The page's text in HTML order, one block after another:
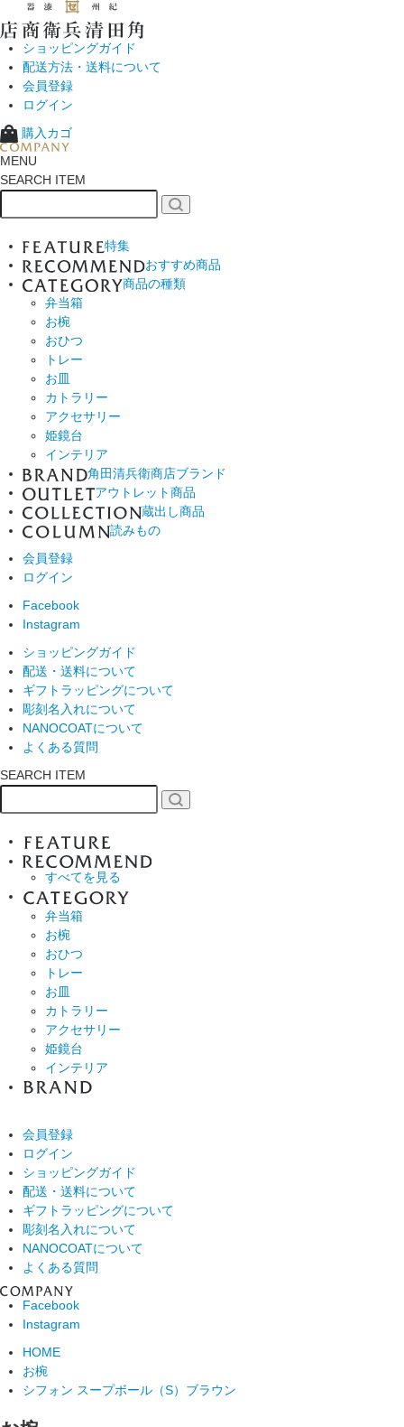
ショッピングガイド
配送方法・送料について
会員登録
ログイン
購入カゴ
MENU
SEARCH ITEM
特集
おすすめ商品
商品の種類
弁当箱
お椀
おひつ
トレー
お皿
カトラリー
アクセサリー
姫鏡台
インテリア
角田清兵衛商店ブランド
アウトレット商品
蔵出し商品
読みもの
会員登録
ログイン
Facebook
Instagram
ショッピングガイド
配送・送料について
ギフトラッピングについて
彫刻名入れについて
NANOCOATについて
よくある質問
SEARCH ITEM
すべてを見る
弁当箱
お椀
おひつ
トレー
お皿
カトラリー
アクセサリー
姫鏡台
インテリア
会員登録
ログイン
ショッピングガイド
配送・送料について
ギフトラッピングについて
彫刻名入れについて
NANOCOATについて
よくある質問
Facebook
Instagram
HOME
お椀
シフォン スープボール（S）ブラウン